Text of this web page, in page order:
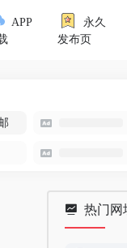
APP
永久
发布页
热门网